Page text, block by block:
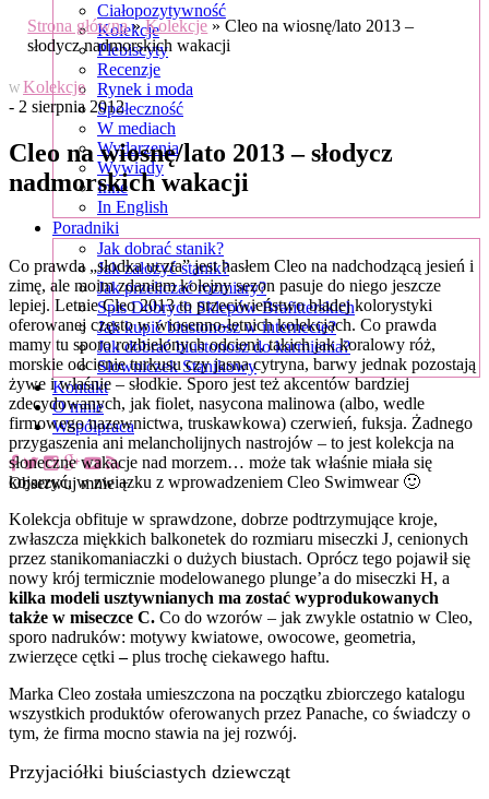
Ciałopozytywność
Kolekcje
Plebiscyty
Recenzje
Rynek i moda
Społeczność
W mediach
Wydarzenia
Wywiady
Inne
In English
Poradniki
Jak dobrać stanik?
Jak założyć stanik?
Jak przeliczać rozmiary?
Spis Dobrych Sklepów Brafitterskich
Jak kupić biustonosz w internecie?
Jak dobrać biustonosz do karmienia?
Słowniczek Stanikowy
Kontakt
O mnie
Współpraca
Obserwuj mnie +
Strona główna»Kolekcje »Cleo na wiosnę/lato 2013 –
słodycz nadmorskich wakacji
W Kolekcje
- 2 sierpnia 2012
Cleo na wiosnę/lato 2013 – słodycz
nadmorskich wakacji
Co prawda „słodka uczta” jest hasłem Cleo na nadchodzącą jesień i
zimę, ale moim zdaniem kolejny sezon pasuje do niego jeszcze
lepiej. Letnie Cleo 2013 to przeciwieństwo bladej kolorystyki
oferowanej często w wiosenno-letnich kolekcjach. Co prawda
mamy tu sporo rozbielonych odcieni, takich jak koralowy róż,
morskie odcienie turkusu czy jasna cytryna, barwy jednak pozostają
żywe i właśnie – słodkie. Sporo jest też akcentów bardziej
zdecydowanych, jak fiolet, nasycona malinowa (albo, wedle
firmowego nazewnictwa, truskawkowa) czerwień, fuksja. Żadnego
przygaszenia ani melancholijnych nastrojów – to jest kolekcja na
słoneczne wakacje nad morzem… może tak właśnie miała się
kojarzyć, w związku z wprowadzeniem Cleo Swimwear 🙂
Kolekcja obfituje w sprawdzone, dobrze podtrzymujące kroje,
zwłaszcza miękkich balkonetek do rozmiaru miseczki J, cenionych
przez stanikomaniaczki o dużych biustach. Oprócz tego pojawił się
nowy krój termicznie modelowanego plunge’a do miseczki H, a
kilka modeli usztywnianych ma zostać wyprodukowanych
także w miseczce C. Co do wzorów – jak zwykle ostatnio w Cleo,
sporo nadruków: motywy kwiatowe, owocowe, geometria,
zwierzęce cętki –plus trochę ciekawego haftu.
Marka Cleo została umieszczona na początku zbiorczego katalogu
wszystkich produktów oferowanych przez Panache, co świadczy o
tym, że firma mocno stawia na jej rozwój.
Przyjaciółki biuściastych dziewcząt